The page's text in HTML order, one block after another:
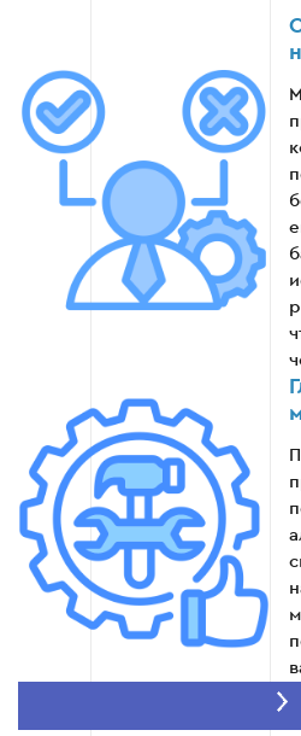
оценить уровень
Заказать технический
проверить, насколько
выполняется анализ.
Оценить скорость и
учитывает ли
бизнеса
Проанализировать
рекомендации -
практичными и
Сравнить предложения
подрядчиков -
качеству и цене.